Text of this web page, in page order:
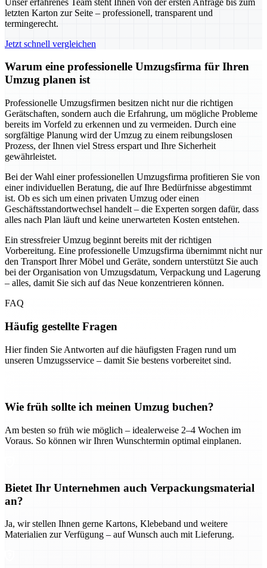
letzten Karton zur Seite – professionell, transparent und
termingerecht.
Jetzt schnell vergleichen
Warum eine professionelle Umzugsfirma für Ihren
Umzug planen ist
Professionelle Umzugsfirmen besitzen nicht nur die richtigen
Gerätschaften, sondern auch die Erfahrung, um mögliche Probleme
bereits im Vorfeld zu erkennen und zu vermeiden. Durch eine
sorgfältige Planung wird der Umzug zu einem reibungslosen
Prozess, der Ihnen viel Stress erspart und Ihre Sicherheit
gewährleistet.
Bei der Wahl einer professionellen Umzugsfirma profitieren Sie von
einer individuellen Beratung, die auf Ihre Bedürfnisse abgestimmt
ist. Ob es sich um einen privaten Umzug oder einen
Geschäftsstandortwechsel handelt – die Experten sorgen dafür, dass
alles nach Plan läuft und keine unerwarteten Kosten entstehen.
Ein stressfreier Umzug beginnt bereits mit der richtigen
Vorbereitung. Eine professionelle Umzugsfirma übernimmt nicht nur
den Transport Ihrer Möbel und Geräte, sondern unterstützt Sie auch
bei der Organisation von Umzugsdatum, Verpackung und Lagerung
– alles, damit Sie sich auf das Neue konzentrieren können.
FAQ
Häufig gestellte Fragen
Hier finden Sie Antworten auf die häufigsten Fragen rund um
unseren Umzugsservice – damit Sie bestens vorbereitet sind.
Wie früh sollte ich meinen Umzug buchen?
Am besten so früh wie möglich – idealerweise 2–4 Wochen im
Voraus. So können wir Ihren Wunschtermin optimal einplanen.
Bietet Ihr Unternehmen auch Verpackungsmaterial
an?
Ja, wir stellen Ihnen gerne Kartons, Klebeband und weitere
Materialien zur Verfügung – auf Wunsch auch mit Lieferung.